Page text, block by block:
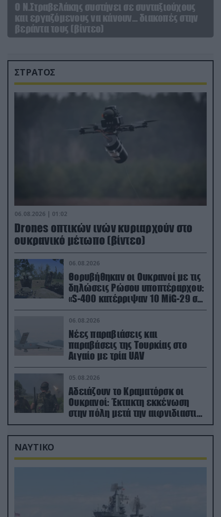
Ο Ν.Στραβελάκης συστήνει σε συνταξιούχους
και εργαζόμενους να κάνουν… διακοπές στην
βεράντα τους (βίντεο)
ΣΤΡΑΤΟΣ
06.08.2026 | 01:02
Drones οπτικών ινών κυριαρχούν στο
ουκρανικό μέτωπο (βίντεο)
06.08.2026
Θορυβήθηκαν οι Ουκρανοί με τις
δηλώσεις Ρώσου υποπτέραρχου:
«S-400 κατέρριψαν 10 MiG-29 σε
μόλις μια μέρα!»
06.08.2026
Νέες παραβιάσεις και
παραβάσεις της Τουρκίας στο
Αιγαίο με τρία UAV
05.08.2026
Αδειάζουν το Κραματόρσκ οι
Ουκρανοί: Έκτακτη εκκένωση
στην πόλη μετά την αιφνιδιαστική
προώθηση των Ρώσων (βίντεο)
ΝΑΥΤΙΚΟ